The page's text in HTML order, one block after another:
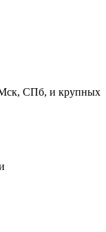
СПб, и крупных